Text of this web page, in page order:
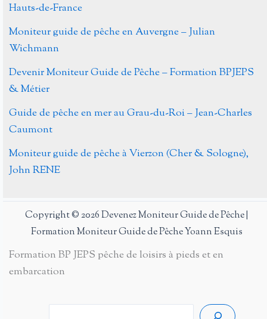
Hauts-de-France
Moniteur guide de pêche en Auvergne – Julian
Wichmann
Devenir Moniteur Guide de Pêche – Formation BPJEPS
& Métier
Guide de pêche en mer au Grau-du-Roi – Jean-Charles
Caumont
Moniteur guide de pêche à Vierzon (Cher & Sologne),
John RENE
Copyright © 2026 Devenez Moniteur Guide de Pêche |
Formation Moniteur Guide de Pêche Yoann Esquis
Formation BP JEPS pêche de loisirs à pieds et en
embarcation